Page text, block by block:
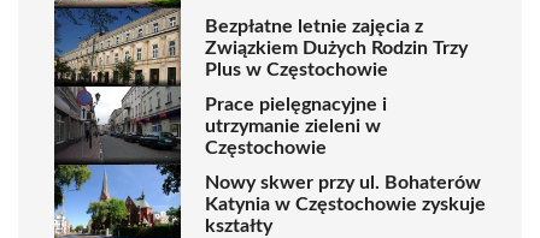
Bezpłatne letnie zajęcia z
Związkiem Dużych Rodzin Trzy
Plus w Częstochowie
Prace pielęgnacyjne i
utrzymanie zieleni w
Częstochowie
Nowy skwer przy ul. Bohaterów
Katynia w Częstochowie zyskuje
kształty